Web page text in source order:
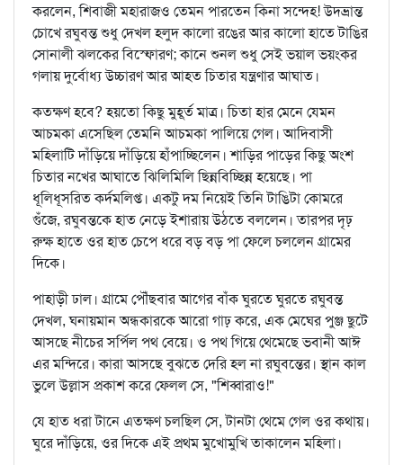
করলেন, শিবাজী মহারাজও তেমন পারতেন কিনা সন্দেহ! উদ্ভ্রান্ত
চোখে রঘুবন্ত শুধু দেখল হলুদ কালো রঙের আর কালো হাতে টাঙির
সোনালী ঝলকের বিস্ফোরণ; কানে শুনল শুধু সেই ভয়াল ভয়ংকর
গলায় দুর্বোধ্য উচ্চারণ আর আহত চিতার যন্ত্রণার আঘাত।
কতক্ষণ হবে? হয়তো কিছু মুহূর্ত মাত্র। চিতা হার মেনে যেমন
আচমকা এসেছিল তেমনি আচমকা পালিয়ে গেল। আদিবাসী
মহিলাটি দাঁড়িয়ে দাঁড়িয়ে হাঁপাচ্ছিলেন। শাড়ির পাড়ের কিছু অংশ
চিতার নখের আঘাতে ঝিলিমিলি ছিন্নবিচ্ছিন্ন হয়েছে। পা
ধূলিধূসরিত কর্দমলিপ্ত। একটু দম নিয়েই তিনি টাঙিটা কোমরে
গুঁজে, রঘুবন্তকে হাত নেড়ে ইশারায় উঠতে বললেন। তারপর দৃঢ়
রুক্ষ হাতে ওর হাত চেপে ধরে বড় বড় পা ফেলে চললেন গ্রামের
দিকে।
পাহাড়ী ঢাল। গ্রামে পৌঁছবার আগের বাঁক ঘুরতে ঘুরতে রঘুবন্ত
দেখল, ঘনায়মান অন্ধকারকে আরো গাঢ় করে, এক মেঘের পুঞ্জ ছুটে
আসছে নীচের সর্পিল পথ বেয়ে। ও পথ গিয়ে থেমেছে ভবানী আঈ
এর মন্দিরে। কারা আসছে বুঝতে দেরি হল না রঘুবন্তের। স্থান কাল
ভুলে উল্লাস প্রকাশ করে ফেলল সে, "শিব্বারাও!"
যে হাত ধরা টানে এতক্ষণ চলছিল সে, টানটা থেমে গেল ওর কথায়।
ঘুরে দাঁড়িয়ে, ওর দিকে এই প্রথম মুখোমুখি তাকালেন মহিলা।